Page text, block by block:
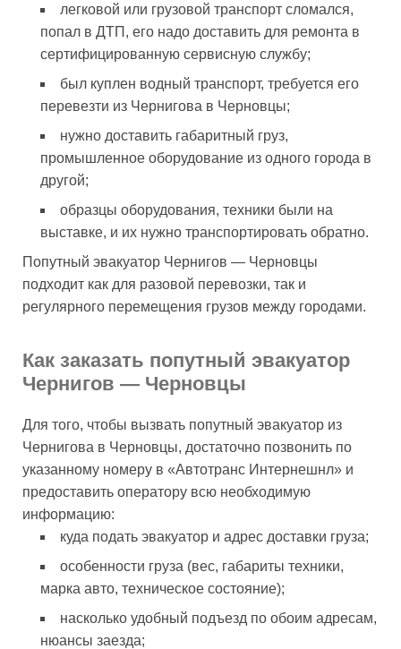
легковой или грузовой транспорт сломался,
попал в ДТП, его надо доставить для ремонта в
сертифицированную сервисную службу;
был куплен водный транспорт, требуется его
перевезти из Чернигова в Черновцы;
нужно доставить габаритный груз,
промышленное оборудование из одного города в
другой;
образцы оборудования, техники были на
выставке, и их нужно транспортировать обратно.
Попутный эвакуатор Чернигов — Черновцы
подходит как для разовой перевозки, так и
регулярного перемещения грузов между городами.
Как заказать попутный эвакуатор
Чернигов — Черновцы
Для того, чтобы вызвать попутный эвакуатор из
Чернигова в Черновцы, достаточно позвонить по
указанному номеру в «Автотранс Интернешнл» и
предоставить оператору всю необходимую
информацию:
куда подать эвакуатор и адрес доставки груза;
особенности груза (вес, габариты техники,
марка авто, техническое состояние);
насколько удобный подъезд по обоим адресам,
нюансы заезда;